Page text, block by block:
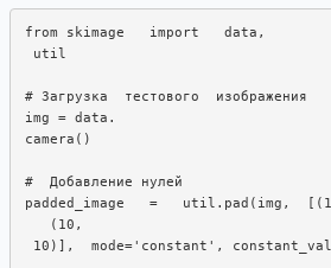
from skimage   import   data,
util
# Загрузка  тестового  изображения
img = data.
camera()
#  Добавление нулей
padded_image   =   util.pad(img,
   (10,
10)],  mode='constant',